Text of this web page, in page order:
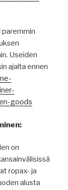
Useiden
ajalta ennen
goods
on
ropax- ja
alusta